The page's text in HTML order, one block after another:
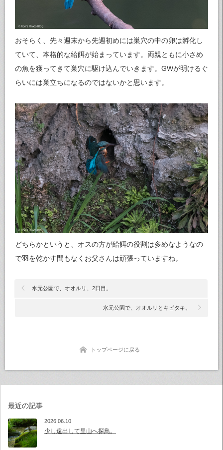
おそらく、先々週末から先週初めには巣穴の中の卵は孵化し
ていて、本格的な給餌が始まっています。両親ともに小さめ
の魚を獲ってきて巣穴に駆け込んでいきます。GWが明けるぐ
らいには巣立ちになるのではないかと思います。
どちらかというと、オスの方が給餌の役割は多めなようなの
で羽を乾かす間もなくお父さんは頑張っていますね。
水元公園で、オオルリ、2日目。
水元公園で、オオルリとキビタキ。
トップページに戻る
最近の記事
2026.06.10
少し遠出して里山へ探鳥。